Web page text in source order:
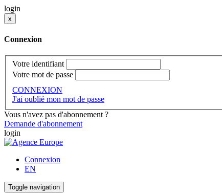
login
x
Connexion
Votre identifiant
Votre mot de passe
CONNEXION
J'ai oublié mon mot de passe
Vous n'avez pas d'abonnement ?
Demande d'abonnement
login
Connexion
EN
Toggle navigation